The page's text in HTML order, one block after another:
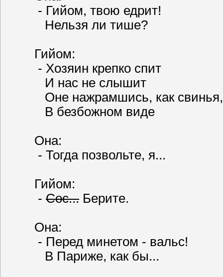
- Гийом, твою едрит!
Нельзя ли тише?
Гийом:
- Хозяин крепко спит
И нас не слышит
Оне нажрамшись, как свинья,
В безбожном виде
Она:
- Тогда позвольте, я...
Гийом:
- Сос... Берите.
Она:
- Перед минетом - вальс!
В Париже, как бы...